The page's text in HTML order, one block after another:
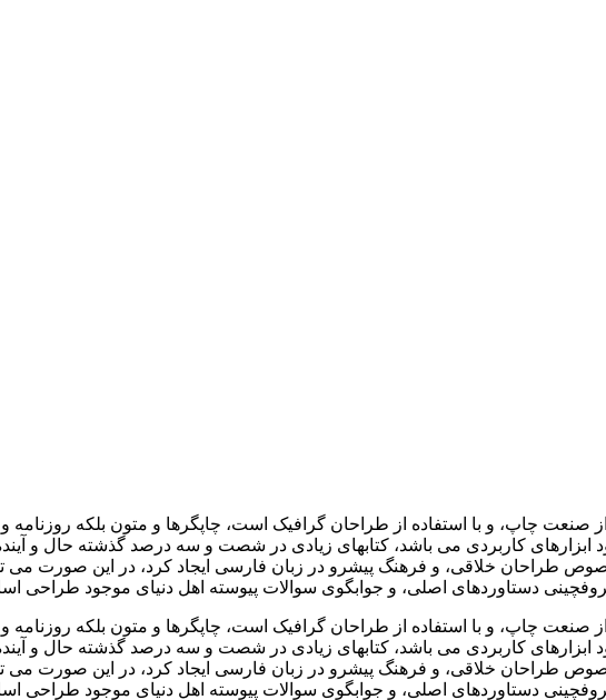
صنعت چاپ، و با استفاده از طراحان گرافیک است، چاپگرها و متون بلکه
ابزارهای کاربردی می باشد، کتابهای زیادی در شصت و سه درصد گذشته حال و
طراحان خلاقی، و فرهنگ پیشرو در زبان فارسی ایجاد کرد، در این صورت می
دستاوردهای اصلی، و جوابگوی سوالات پیوسته اهل دنیای موجود طراحی
صنعت چاپ، و با استفاده از طراحان گرافیک است، چاپگرها و متون بلکه
ابزارهای کاربردی می باشد، کتابهای زیادی در شصت و سه درصد گذشته حال و
طراحان خلاقی، و فرهنگ پیشرو در زبان فارسی ایجاد کرد، در این صورت می
دستاوردهای اصلی، و جوابگوی سوالات پیوسته اهل دنیای موجود طراحی